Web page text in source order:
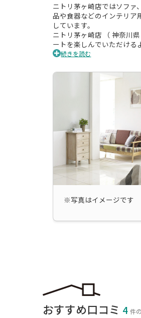
ニトリ茅ヶ崎店ではソファ
品や食器などのインテリア
しています。
ニトリ茅ヶ崎店 （ 神奈川
ートを楽しんでいただける
に、リビングやキッチン、
り、お客様のライフスタイ
店で、住まいの「楽しさ
続きを読む
※写真はイメージです
おすすめ口コミ 4件